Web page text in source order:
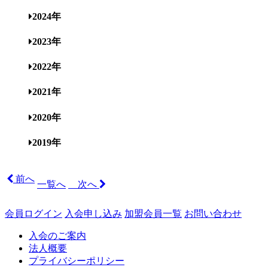
2024年
2023年
2022年
2021年
2020年
2019年
前へ
一覧へ 次へ
会員ログイン 入会申し込み 加盟会員一覧 お問い合わせ
入会のご案内
法人概要
プライバシーポリシー